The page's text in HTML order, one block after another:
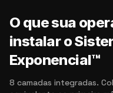
O que sua
instalar o
Exponencial™
8 camadas integradas.